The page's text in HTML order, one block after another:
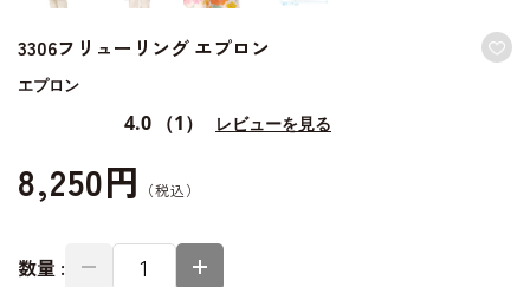
3306フリューリング エプロン
エプロン
4.0 （1） レビューを見る
8,250円
数量 :